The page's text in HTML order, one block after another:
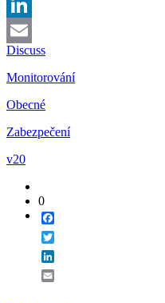
Twitter
LinkedIn
Email
Discuss
Monitorování
Obecné
Zabezpečení
v20
0